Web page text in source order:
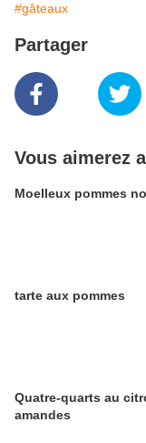
#gâteaux
Partager
Vous aimerez
Moelleux pommes
tarte aux pommes
Quatre-quarts au
amandes